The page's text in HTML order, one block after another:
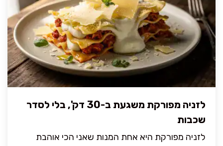
לזניה מפורקת משגעת ב-30 דק', בלי לסדר
שכבות
לזניה מפורקת היא אחת המנות שאני הכי אוהבת